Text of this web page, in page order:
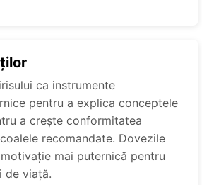
ca instrumente
pentru a explica conceptele
a crește conformitatea
recomandate. Dovezile
mai puternică pentru
de viață.